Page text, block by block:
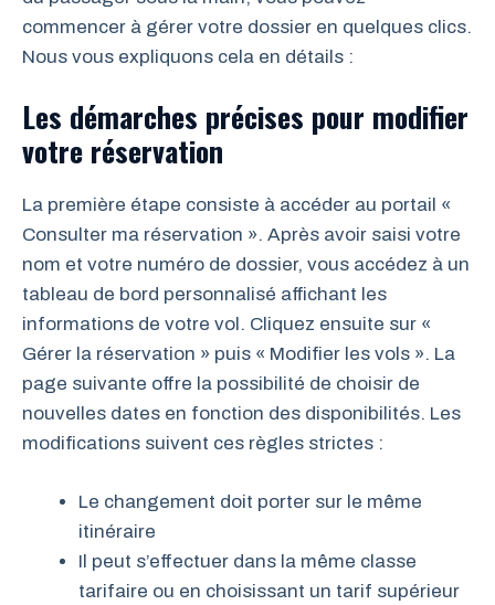
commencer à gérer votre dossier en quelques clics.
Nous vous expliquons cela en détails :
Les démarches précises pour modifier
votre réservation
La première étape consiste à accéder au portail «
Consulter ma réservation ». Après avoir saisi votre
nom et votre numéro de dossier, vous accédez à un
tableau de bord personnalisé affichant les
informations de votre vol. Cliquez ensuite sur «
Gérer la réservation » puis « Modifier les vols ». La
page suivante offre la possibilité de choisir de
nouvelles dates en fonction des disponibilités. Les
modifications suivent ces règles strictes :
Le changement doit porter sur le même
itinéraire
Il peut s’effectuer dans la même classe
tarifaire ou en choisissant un tarif supérieur